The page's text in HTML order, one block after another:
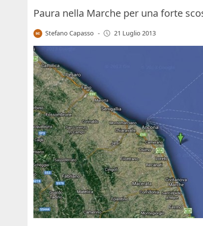
Paura nella Marche per una forte
Stefano Capasso - 21 Luglio 2013